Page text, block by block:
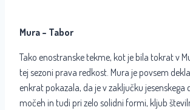
Mura – Tabor
Tako enostranske tekme, kot je bila tokrat v
tej sezoni prava redkost. Mura je povsem
enkrat pokazala, da je v zaključku jesenskega
močeh in tudi pri zelo solidni formi, kljub